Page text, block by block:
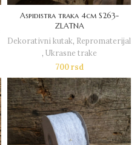
Aspidistra traka 4cm S263-
ZLATNA
Dekorativni kutak, Repromaterijal
, Ukrasne trake
700rsd